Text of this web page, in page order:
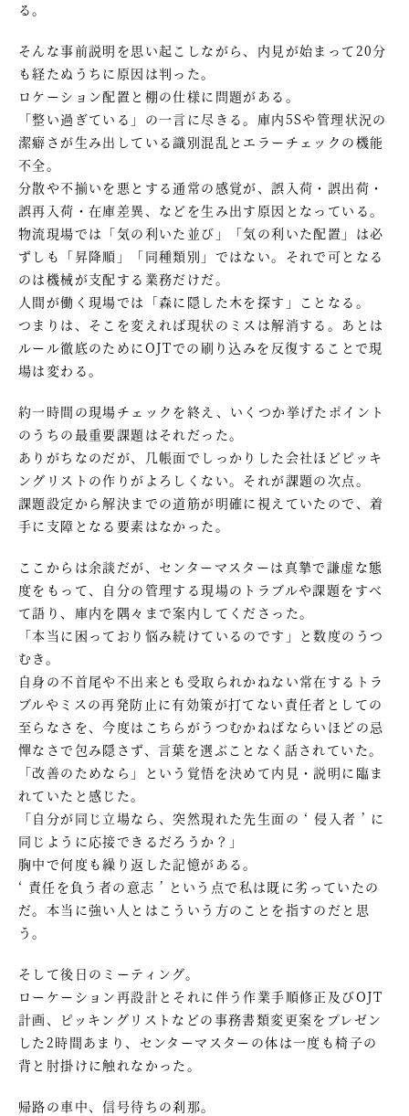
る。
そんな事前説明を思い起こしながら、内見が始まって20分
も経たぬうちに原因は判った。
ロケーション配置と棚の仕様に問題がある。
「整い過ぎている」の一言に尽きる。庫内5Sや管理状況の
潔癖さが生み出している識別混乱とエラーチェックの機能
不全。
分散や不揃いを悪とする通常の感覚が、誤入荷・誤出荷・
誤再入荷・在庫差異、などを生み出す原因となっている。
物流現場では「気の利いた並び」「気の利いた配置」は必
ずしも「昇降順」「同種類別」ではない。それで可となる
のは機械が支配する業務だけだ。
人間が働く現場では「森に隠した木を探す」ことなる。
つまりは、そこを変えれば現状のミスは解消する。あとは
ルール徹底のためにOJTでの刷り込みを反復することで現
場は変わる。
約一時間の現場チェックを終え、いくつか挙げたポイント
のうちの最重要課題はそれだった。
ありがちなのだが、几帳面でしっかりした会社ほどピッキ
ングリストの作りがよろしくない。それが課題の次点。
課題設定から解決までの道筋が明確に視えていたので、着
手に支障となる要素はなかった。
ここからは余談だが、センターマスターは真摯で謙虚な態
度をもって、自分の管理する現場のトラブルや課題をすべ
て語り、庫内を隅々まで案内してくださった。
「本当に困っており悩み続けているのです」と数度のうつ
むき。
自身の不首尾や不出来とも受取られかねない常在するトラ
ブルやミスの再発防止に有効策が打てない責任者としての
至らなさを、今度はこちらがうつむかねばならいほどの忌
憚なさで包み隠さず、言葉を選ぶことなく話されていた。
「改善のためなら」という覚悟を決めて内見・説明に臨ま
れていたと感じた。
「自分が同じ立場なら、突然現れた先生面の ‘ 侵入者 ’ に
同じように応接できるだろうか？」
胸中で何度も繰り返した記憶がある。
‘ 責任を負う者の意志 ’ という点で私は既に劣っていたの
だ。本当に強い人とはこういう方のことを指すのだと思
う。
そして後日のミーティング。
ローケーション再設計とそれに伴う作業手順修正及びOJT
計画、ピッキングリストなどの事務書類変更案をプレゼン
した2時間あまり、センターマスターの体は一度も椅子の
背と肘掛けに触れなかった。
帰路の車中、信号待ちの刹那。